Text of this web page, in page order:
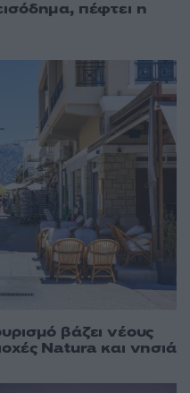
πέφτει η
βάζει νέους
Natura και νησιά